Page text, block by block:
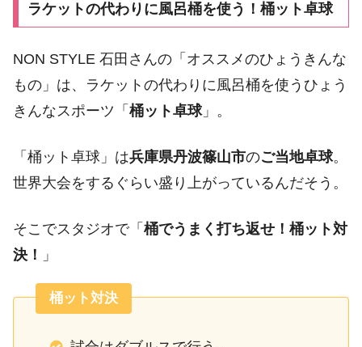
ラケットの代わりに風呂桶を使う！桶ット卓球
NON STYLE 石田さんの「オススメのひょうきんな
もの」は、ラケットの代わりに風呂桶を使うひょう
きんなスポーツ「 桶ット卓球」。
「桶ット卓球」は兵庫県丹波篠山市のご当地卓球。
世界大会をするぐらい盛り上がっているんだそう。
そこでスタジオで「 桶でうまく打ち返せ！桶ット対
決！
」
桶ット対決